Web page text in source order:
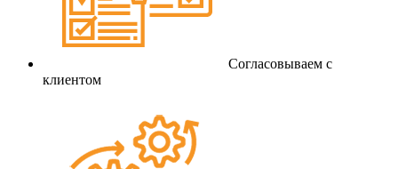
Согласовываем с
клиентом